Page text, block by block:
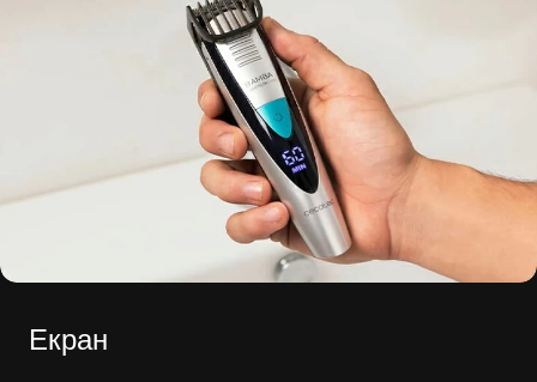
Екран